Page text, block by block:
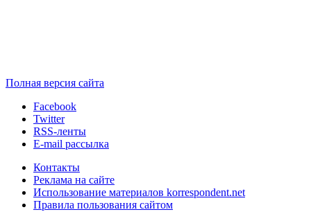
Полная версия сайта
Facebook
Twitter
RSS-ленты
E-mail рассылка
Контакты
Реклама на сайте
Использование материалов korrespondent.net
Правила пользования сайтом